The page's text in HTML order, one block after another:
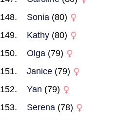
Sonia (80)
Kathy (80)
Olga (79)
Janice (79)
Yan (79)
Serena (78)